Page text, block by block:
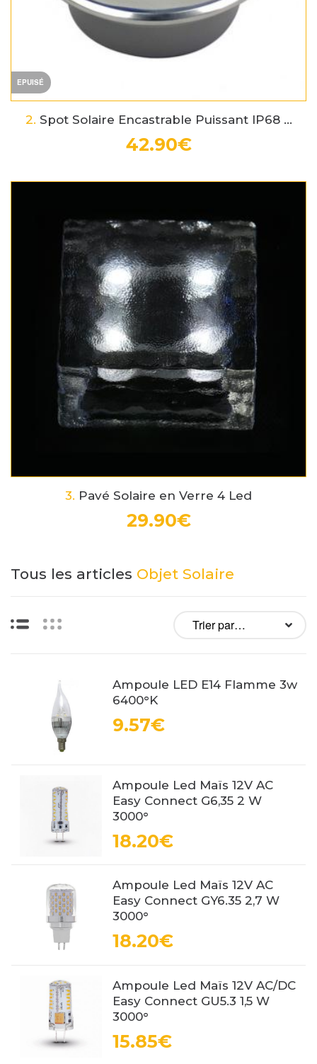
EPUISÉ
2. Spot Solaire Encastrable Puissant IP68 ...
42.90€
3. Pavé Solaire en Verre 4 Led
29.90€
Tous les articles Objet Solaire
Liste
Ampoule LED E14 Flamme 3w
6400°K
9.57€
Ampoule Led Maïs 12V AC
Easy Connect G6,35 2 W
3000°
18.20€
Ampoule Led Maïs 12V AC
Easy Connect GY6.35 2,7 W
3000°
18.20€
Ampoule Led Maïs 12V AC/DC
Easy Connect GU5.3 1,5 W
3000°
15.85€